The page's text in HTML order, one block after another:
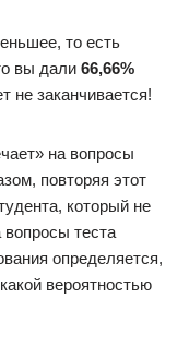
то есть
вы дали 66,66%
не заканчивается!
на вопросы
повторяя этот
который не
вопросы теста
определяется,
вероятностью